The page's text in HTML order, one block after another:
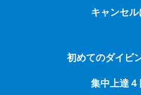
キャンセル
初めてのダイビ
集中上達４